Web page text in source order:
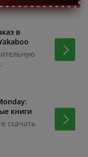
в
книги
скачать